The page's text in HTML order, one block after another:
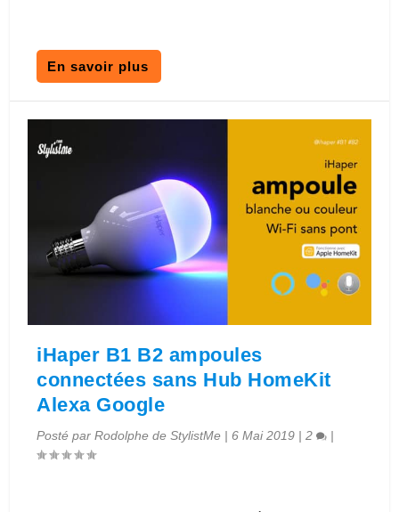
En savoir plus
iHaper B1 B2 ampoules
connectées sans Hub HomeKit
Alexa Google
Posté parRodolphe de StylistMe |6 Mai 2019 |2 |